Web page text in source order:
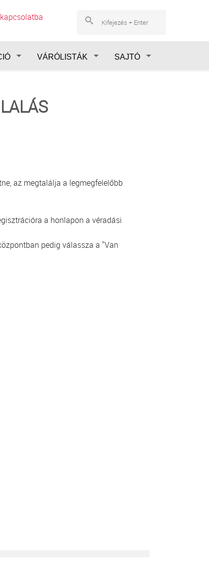
VÁRÓLISTÁK SAJTÓ
az megtalálja a legmegfelelőbb
a honlapon a véradási
pedig válassza a "Van